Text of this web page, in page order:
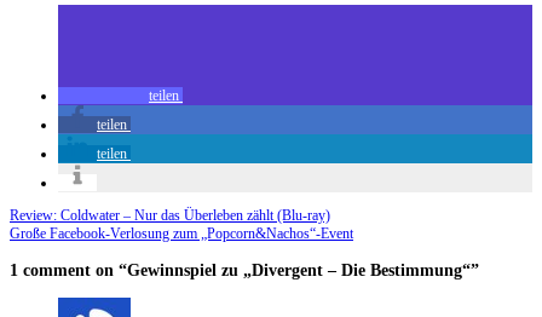
teilen
teilen
teilen
Review: Coldwater – Nur das Überleben zählt (Blu-ray)
Große Facebook-Verlosung zum „Popcorn&Nachos“-Event
1 comment on “Gewinnspiel zu „Divergent – Die Bestimmung“”